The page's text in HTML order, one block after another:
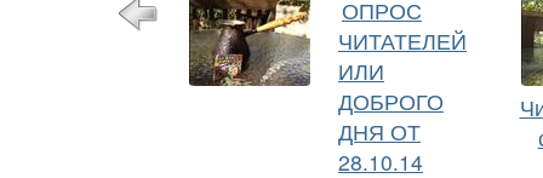
ОПРОС
ЧИТАТЕЛЕЙ
ИЛИ
ДОБРОГО
ДНЯ ОТ
28.10.14